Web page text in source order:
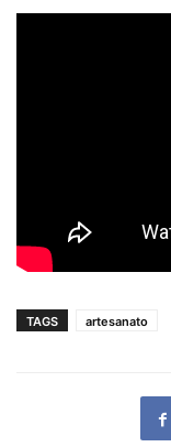
TAGS artesanato